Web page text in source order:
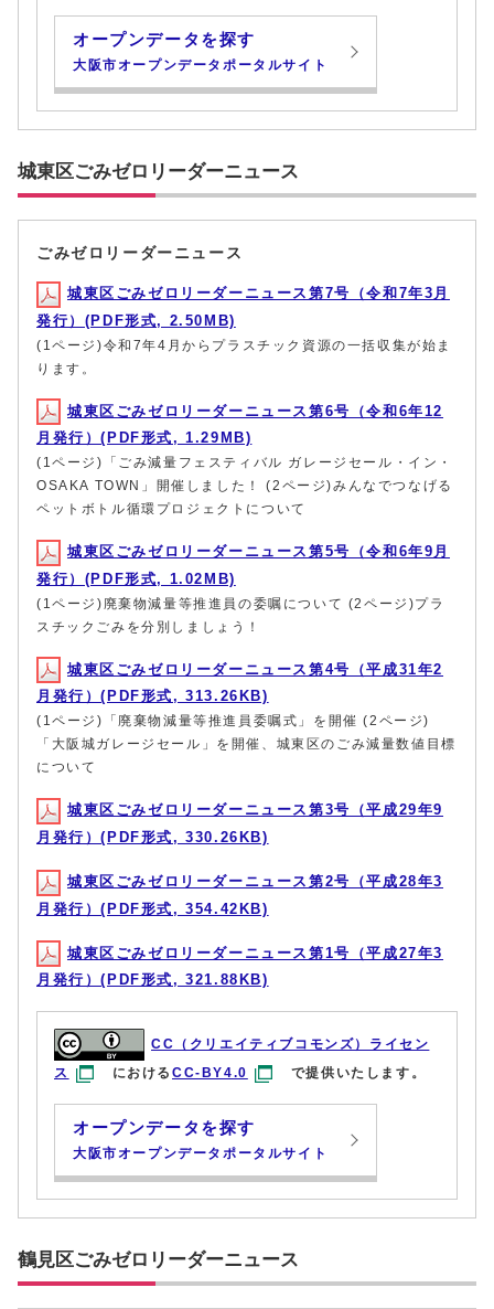
オープンデータを探す
大阪市オープンデータポータルサイト
城東区ごみゼロリーダーニュース
ごみゼロリーダーニュース
城東区ごみゼロリーダーニュース第7号（令和7年3月
発行）(PDF形式, 2.50MB)
(1ページ)令和7年4月からプラスチック資源の一括収集が始ま
ります。
城東区ごみゼロリーダーニュース第6号（令和6年12
月発行）(PDF形式, 1.29MB)
(1ページ)「ごみ減量フェスティバル ガレージセール・イン・
OSAKA TOWN」開催しました！ (2ページ)みんなでつなげる
ペットボトル循環プロジェクトについて
城東区ごみゼロリーダーニュース第5号（令和6年9月
発行）(PDF形式, 1.02MB)
(1ページ)廃棄物減量等推進員の委嘱について (2ページ)プラ
スチックごみを分別しましょう！
城東区ごみゼロリーダーニュース第4号（平成31年2
月発行）(PDF形式, 313.26KB)
(1ページ)「廃棄物減量等推進員委嘱式」を開催 (2ページ)
「大阪城ガレージセール」を開催、城東区のごみ減量数値目標
について
城東区ごみゼロリーダーニュース第3号（平成29年9
月発行）(PDF形式, 330.26KB)
城東区ごみゼロリーダーニュース第2号（平成28年3
月発行）(PDF形式, 354.42KB)
城東区ごみゼロリーダーニュース第1号（平成27年3
月発行）(PDF形式, 321.88KB)
CC（クリエイティブコモンズ）ライセン
ス
におけるCC-BY4.0 で提供いたします。
オープンデータを探す
大阪市オープンデータポータルサイト
鶴見区ごみゼロリーダーニュース